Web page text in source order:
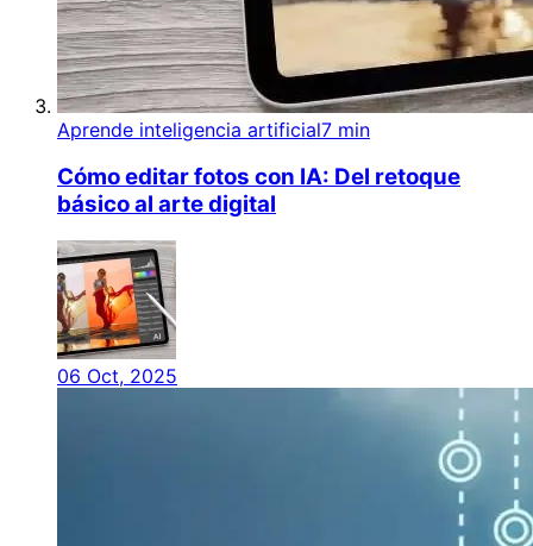
Aprende inteligencia artificial7 min
Cómo editar fotos con IA: Del retoque
básico al arte digital
06 Oct, 2025